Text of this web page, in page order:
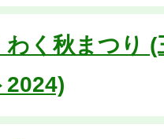
く秋まつり (
2024)